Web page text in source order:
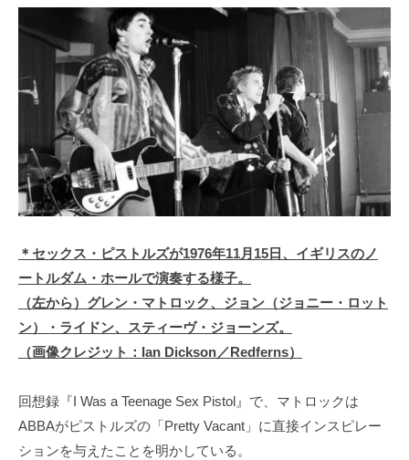
＊セックス・ピストルズが1976年11月15日、イギリスのノ
ートルダム・ホールで演奏する様子。
（左から）グレン・マトロック、ジョン（ジョニー・ロット
ン）・ライドン、スティーヴ・ジョーンズ。
（画像クレジット：Ian Dickson／Redferns）
回想録『I Was a Teenage Sex Pistol』で、マトロックは
ABBAがピストルズの「Pretty Vacant」に直接インスピレー
ションを与えたことを明かしている。